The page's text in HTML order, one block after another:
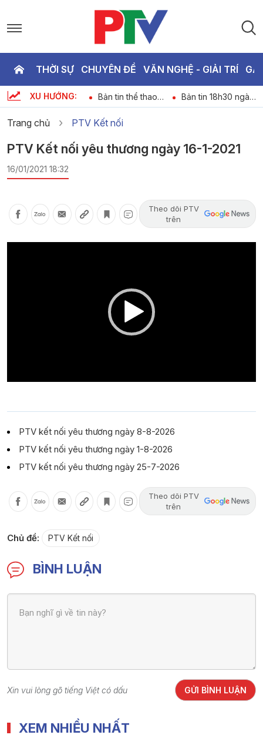
THỜI SỰ CHUYÊN ĐỀ VĂN NGHỆ - GIẢI TRÍ
XU HƯỚNG:
Chương trình thời
sự ngày 08-08-
Bản tin thể thao
ngày 08-08-2026
Bản tin 18h30 ngày
8-8-2026
Trang chủ PTV Kết nối
PTV Kết nối yêu thương ngày 16-1-2021
16/01/2021 18:32
Theo dõi PTV
trên
PTV kết nối yêu thương ngày 8-8-2026
PTV kết nối yêu thương ngày 1-8-2026
PTV kết nối yêu thương ngày 25-7-2026
Theo dõi PTV
trên
Chủ đề: PTV Kết nối
BÌNH LUẬN
Xin vui lòng gõ tiếng Việt có dấu GỬI BÌNH LUẬN
XEM NHIỀU NHẤT